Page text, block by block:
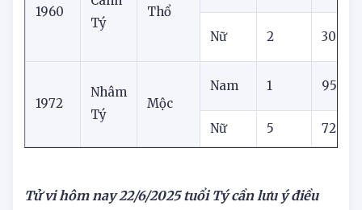
Canh
Nam 4 58
Nữ 2 30
Nhâm
Nam 1 95
Nữ 5 72